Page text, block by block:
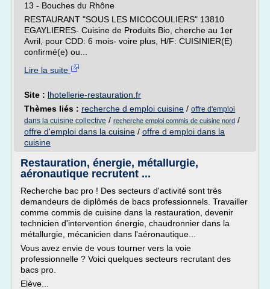
13 - Bouches du Rhône
RESTAURANT "SOUS LES MICOCOULIERS" 13810
EGAYLIERES- Cuisine de Produits Bio, cherche au 1er
Avril, pour CDD: 6 mois- voire plus, H/F: CUISINIER(E)
confirmé(e) ou...
Lire la suite
Site : lhotellerie-restauration.fr
Thèmes liés : recherche d emploi cuisine / offre d'emploi
dans la cuisine collective / recherche emploi commis de cuisine nord /
offre d'emploi dans la cuisine / offre d emploi dans la
cuisine
Restauration, énergie, métallurgie,
aéronautique recrutent ...
Recherche bac pro ! Des secteurs d'activité sont très
demandeurs de diplômés de bacs professionnels. Travailler
comme commis de cuisine dans la restauration, devenir
technicien d'intervention énergie, chaudronnier dans la
métallurgie, mécanicien dans l'aéronautique...
Vous avez envie de vous tourner vers la voie
professionnelle ? Voici quelques secteurs recrutant des
bacs pro.
Elève...